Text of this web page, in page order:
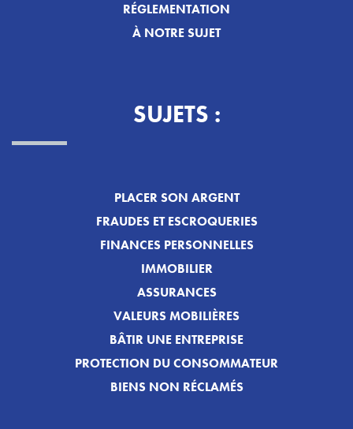
RÉGLEMENTATION
À NOTRE SUJET
SUJETS :
PLACER SON ARGENT
FRAUDES ET ESCROQUERIES
FINANCES PERSONNELLES
IMMOBILIER
ASSURANCES
VALEURS MOBILIÈRES
BÂTIR UNE ENTREPRISE
PROTECTION DU CONSOMMATEUR
BIENS NON RÉCLAMÉS